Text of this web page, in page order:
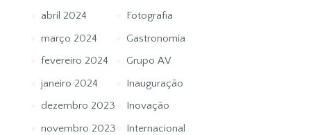
abril 2024
março 2024
fevereiro 2024
janeiro 2024
dezembro 2023
novembro 2023
Fotografia
Gastronomia
Grupo AV
Inauguração
Inovação
Internacional